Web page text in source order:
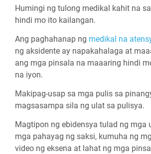
Humingi ng tulong medikal kahit na
hindi mo ito kailangan.
Ang paghahanap ng medikal na
ng aksidente ay napakahalaga at
ang mga pinsala na maaaring hindi
na iyon.
Makipag-usap sa mga pulis sa
magsasampa sila ng ulat sa pulisya.
Magtipon ng ebidensya tulad ng mga
mga pahayag ng saksi, kumuha ng
video ng eksena at lahat ng mga